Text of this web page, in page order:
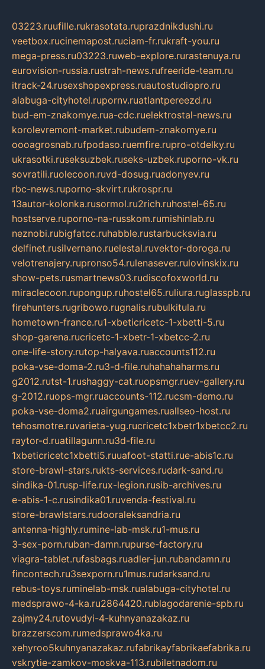
03223.ruufille.rukrasotata.ruprazdnikdushi.ru
veetbox.rucinemapost.ruciam-fr.rukraft-you.ru
mega-press.ru03223.ruweb-explore.rurastenuya.ru
eurovision-russia.rustrah-news.rufreeride-team.ru
itrack-24.rusexshopexpress.ruautostudiopro.ru
alabuga-cityhotel.rupornv.ruatlantpereezd.ru
bud-em-znakomye.rua-cdc.ruelektrostal-news.ru
korolevremont-market.rubudem-znakomye.ru
oooagrosnab.rufpodaso.ruemfire.rupro-otdelky.ru
ukrasotki.ruseksuzbek.ruseks-uzbek.ruporno-vk.ru
sovratili.ruolecoon.ruvd-dosug.ruadonyev.ru
rbc-news.ruporno-skvirt.rukrospr.ru
13autor-kolonka.rusormol.ru2rich.ruhostel-65.ru
hostserve.ruporno-na-russkom.rumishinlab.ru
neznobi.rubigfatcc.ruhabble.rustarbucksvia.ru
delfinet.rusilvernano.ruelestal.ruvektor-doroga.ru
velotrenajery.rupronso54.rulenasever.rulovinskix.ru
show-pets.rusmartnews03.rudiscofoxworld.ru
miraclecoon.rupongup.ruhostel65.ruliura.ruglasspb.ru
firehunters.rugribowo.rugnalis.rubulkitula.ru
hometown-france.ru1-xbeticricetc-1-xbetti-5.ru
shop-garena.rucricetc-1-xbetr-1-xbetcc-2.ru
one-life-story.rutop-halyava.ruaccounts112.ru
poka-vse-doma-2.ru3-d-file.ruhahahaharms.ru
g2012.rutst-1.rushaggy-cat.ruopsmgr.ruev-gallery.ru
g-2012.ruops-mgr.ruaccounts-112.rucsm-demo.ru
poka-vse-doma2.ruairgungames.ruallseo-host.ru
tehosmotre.ruvarieta-yug.rucricetc1xbetr1xbetcc2.ru
raytor-d.ruatillagunn.ru3d-file.ru
1xbeticricetc1xbetti5.ruuafoot-statti.rue-abis1c.ru
store-brawl-stars.rukts-services.rudark-sand.ru
sindika-01.rusp-life.rux-legion.rusib-archives.ru
e-abis-1-c.rusindika01.ruvenda-festival.ru
store-brawlstars.rudooraleksandria.ru
antenna-highly.rumine-lab-msk.ru1-mus.ru
3-sex-porn.ruban-damn.rupurse-factory.ru
viagra-tablet.rufasbags.ruadler-jun.rubandamn.ru
fincontech.ru3sexporn.ru1mus.rudarksand.ru
rebus-toys.ruminelab-msk.rualabuga-cityhotel.ru
medsprawo-4-ka.ru2864420.rublagodarenie-spb.ru
zajmy24.rutovudyi-4-kuhnyanazakaz.ru
brazzerscom.rumedsprawo4ka.ru
xehyroo5kuhnyanazakaz.rufabrikayfabrikaefabrika.ru
vskrytie-zamkov-moskva-113.rubiletnadom.ru